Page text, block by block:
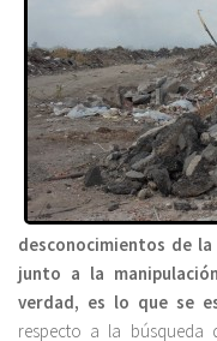
desconocimientos de
junto a la
verdad, es lo que se
respecto a la búsqueda